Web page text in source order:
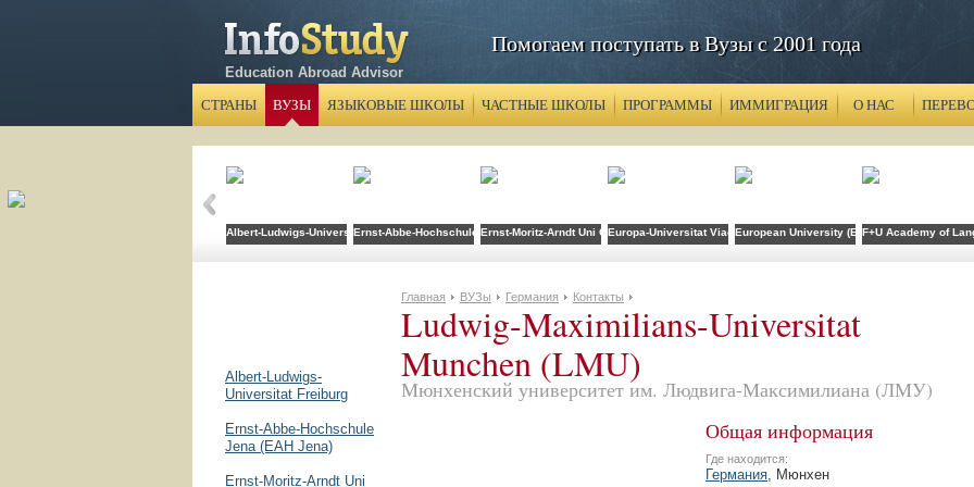
Education Abroad Advisor
Помогаем поступать в Вузы с 2001 года
СТРАНЫ ВУЗЫ ЯЗЫКОВЫЕ ШКОЛЫ ЧАСТНЫЕ ШКОЛЫ ПРОГРАММЫ ИММИГРАЦИЯ О НАС
Albert-Ludwigs-Universitat FreiburgErnst-Abbe-Hochschule Jena (EAH Jena)Ernst-Moritz-Arndt Uni Greifswald (EMAU)Europa-Universitat Viadrina Frankfurt (Oder)
European University (EU)F+U Academy of
Albert-Ludwigs-
Universitat Freiburg
Ernst-Abbe-Hochschule
Jena (EAH Jena)
Ernst-Moritz-Arndt Uni
Главная ВУЗы Германия Контакты
Ludwig-Maximilians-Universitat
Munchen (LMU)
Мюнхенский университет им. Людвига-Максимилиана (ЛМУ)
Общая информация
Где находится:
Германия, Мюнхен